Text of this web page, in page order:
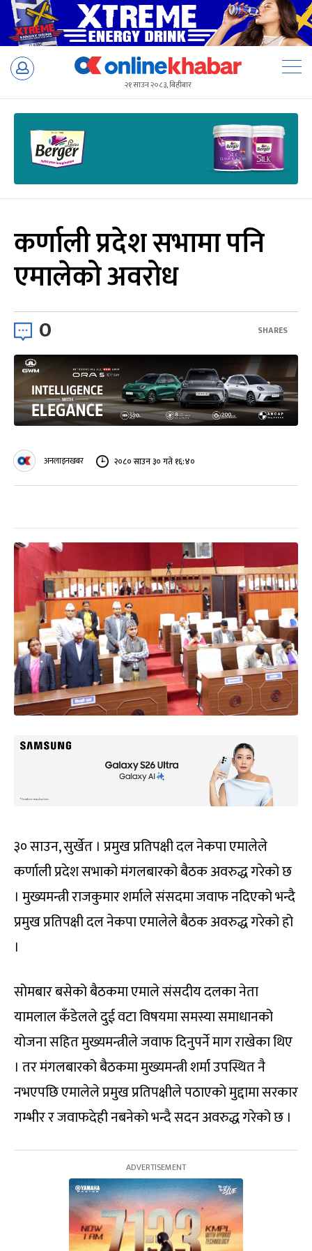
Skip
२१ साउन २०८३, बिहीबार
कर्णाली प्रदेश सभामा पनि
एमालेको अवरोध
0 SHARES
अनलाइनखबर २०८० साउन ३० गते १६:४०
३० साउन, सुर्खेत । प्रमुख प्रतिपक्षी दल नेकपा एमालेले
कर्णाली प्रदेश सभाको मंगलबारको बैठक अवरुद्ध गरेको छ
। मुख्यमन्त्री राजकुमार शर्माले संसदमा जवाफ नदिएको भन्दै
प्रमुख प्रतिपक्षी दल नेकपा एमालेले बैठक अवरुद्ध गरेको हो
।
सोमबार बसेको बैठकमा एमाले संसदीय दलका नेता
यामलाल कँडेलले दुई वटा विषयमा समस्या समाधानको
योजना सहित मुख्यमन्त्रीले जवाफ दिनुपर्ने माग राखेका थिए
। तर मंगलबारको बैठकमा मुख्यमन्त्री शर्मा उपस्थित नै
नभएपछि एमालेले प्रमुख प्रतिपक्षीले पठाएको मुद्दामा सरकार
गम्भीर र जवाफदेही नबनेको भन्दै सदन अवरुद्ध गरेको छ ।